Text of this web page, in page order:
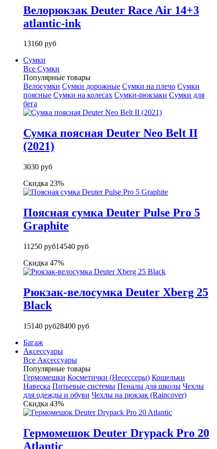
Велорюкзак Deuter Race Air 14+3
atlantic-ink
13160 руб
Сумки
Все Сумки
Популярные товары
Велосумки Сумки дорожные Сумки на плечо Сумки
поясные Сумки на колесах Сумки-рюкзаки Сумки для
бега
Сумка поясная Deuter Neo Belt II
(2021)
3030 руб
Скидка 23%
Поясная сумка Deuter Pulse Pro 5
Graphite
11250 руб14540 руб
Скидка 47%
Рюкзак-велосумка Deuter Xberg 25
Black
15140 руб28400 руб
Багаж
Аксессуары
Все Аксессуары
Популярные товары
Гермомешки Косметички (Несессеры) Кошельки
Навеска Питьевые системы Пеналы для школы Чехлы
для одежды и обуви Чехлы на рюкзак (Raincover)
Скидка 43%
Гермомешок Deuter Drypack Pro 20
Atlantic